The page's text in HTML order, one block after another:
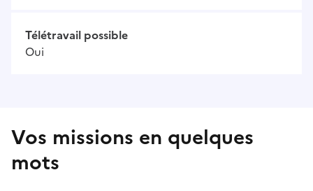
Télétravail possible
Oui
Vos missions en quelques
mots